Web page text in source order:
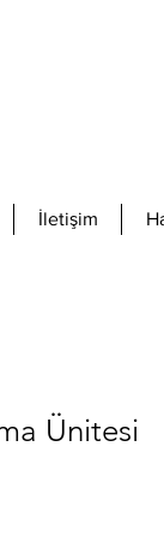
İletişim
Ünitesi